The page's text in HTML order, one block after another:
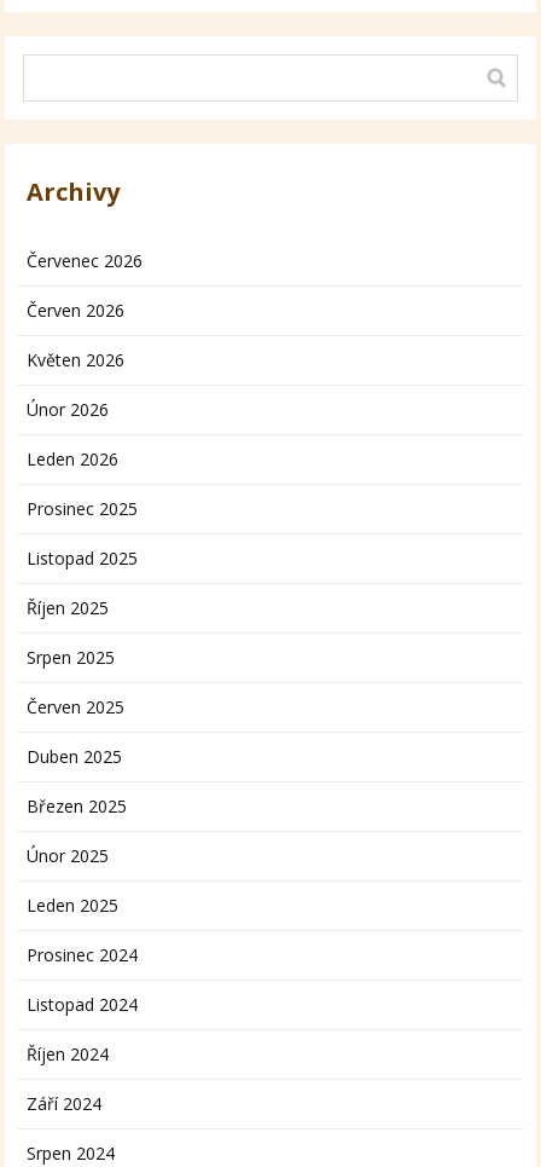
Archivy
Červenec 2026
Červen 2026
Květen 2026
Únor 2026
Leden 2026
Prosinec 2025
Listopad 2025
Říjen 2025
Srpen 2025
Červen 2025
Duben 2025
Březen 2025
Únor 2025
Leden 2025
Prosinec 2024
Listopad 2024
Říjen 2024
Září 2024
Srpen 2024